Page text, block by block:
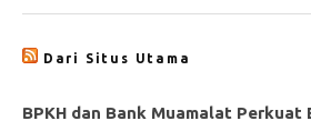
Dari Situs Utama
BPKH dan Bank Muamalat Perkuat